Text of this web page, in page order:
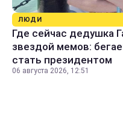
ЛЮДИ
Где сейчас дедушка
звездой мемов:
стать президентом
06 августа 2026, 12:51